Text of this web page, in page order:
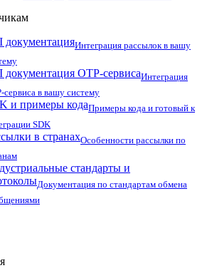
документацияИнтеграция рассылок в вашу
документация OTP-сервисаИнтеграция
сервиса в вашу систему
и примеры кодаПримеры кода и готовый к
SDK
в странахОсобенности рассылки по
стандарты и
Документация по стандартам обмена